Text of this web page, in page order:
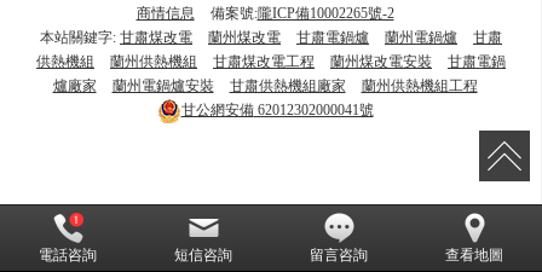
商情信息
備案號:隴ICP備10002265號-2
本站關鍵字: 甘肅煤改電 蘭州煤改電 甘肅電鍋爐 蘭州電鍋爐
甘肅
供熱機組
蘭州供熱機組 甘肅煤改電工程 蘭州煤改電安裝
甘肅電鍋
爐廠家
蘭州電鍋爐安裝 甘肅供熱機組廠家
蘭州供熱機組工程
甘公網安備62012302000041號
電話咨詢 短信咨詢 留言咨詢 查看地圖
激情文学小说